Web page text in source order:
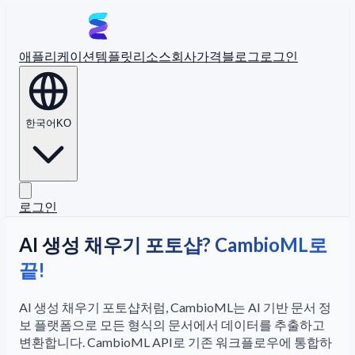
애플리케이션템플릿리소스회사가격블로그 로그인
한국어 KO
로그인
AI 생성 채우기 포토샵? CambioML로
끝!
AI 생성 채우기 포토샵처럼, CambioML는 AI 기반 문서 정
보 플랫폼으로 모든 형식의 문서에서 데이터를 추출하고
변환합니다. CambioML API로 기존 워크플로우에 통합하